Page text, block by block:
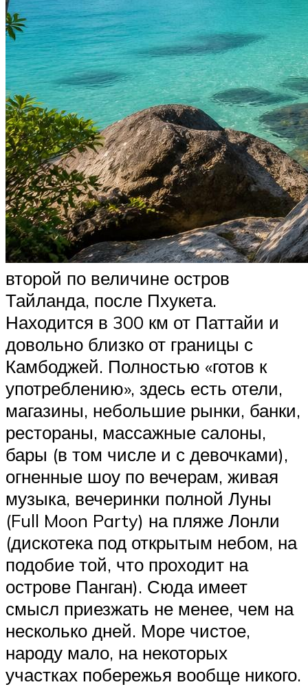
второй по величине остров
Тайланда, после Пхукета.
Находится в 300 км от Паттайи и
довольно близко от границы с
Камбоджей. Полностью «готов к
употреблению», здесь есть отели,
магазины, небольшие рынки, банки,
рестораны, массажные салоны,
бары (в том числе и с девочками),
огненные шоу по вечерам, живая
музыка, вечеринки полной Луны
(Full Moon Party) на пляже Лонли
(дискотека под открытым небом, на
подобие той, что проходит на
острове Панган). Сюда имеет
смысл приезжать не менее, чем на
несколько дней. Море чистое,
народу мало, на некоторых
участках побережья вообще никого.